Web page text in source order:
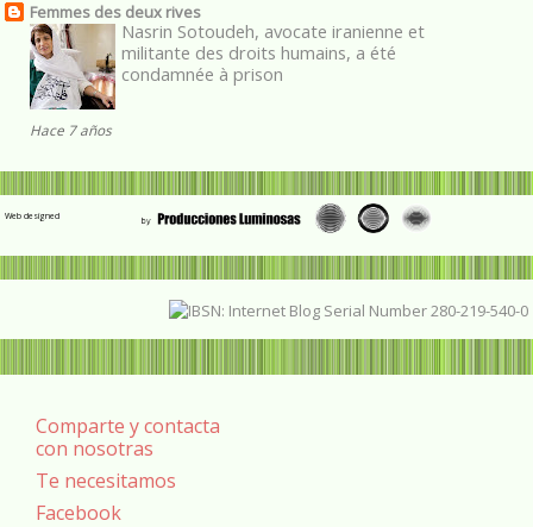
Femmes des deux rives
Nasrin Sotoudeh, avocate iranienne et
militante des droits humains, a été
condamnée à prison
Hace 7 años
Web designed
Comparte y contacta
con nosotras
Te necesitamos
Facebook